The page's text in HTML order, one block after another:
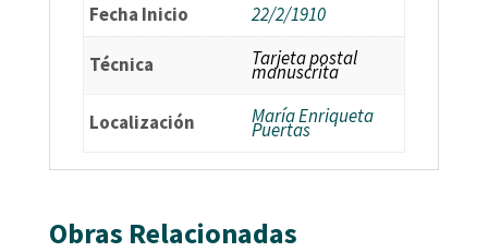
Fecha Inicio
22/2/1910
Técnica Tarjeta postal
manuscrita
Localización María Enriqueta
Puertas
Obras Relacionadas